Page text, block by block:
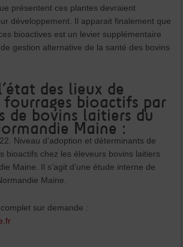
présentent ces plantes devraient
développement. Il apparait finalement que
bioactives est un levier supplémentaire
gestion alternative de la santé des bovins
des lieux de
fourrages bioactifs par
de bovins laitiers du
Maine :
Niveau d’adoption et déterminants de
bioactifs chez les éleveurs bovins laitiers
Maine. Il s’agit d’une étude interne de
Maine.
sur demande :